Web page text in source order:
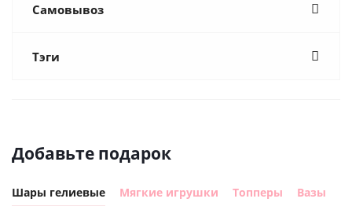
Самовывоз
Тэги
Добавьте подарок
Шары гелиевые Мягкие игрушки Топперы
Вазы